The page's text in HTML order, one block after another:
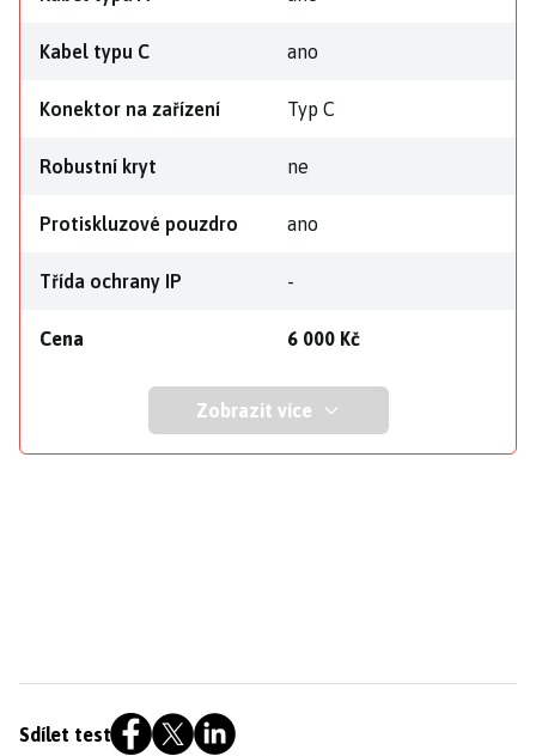
Kabel typu C ano
Konektor na zařízení Typ C
Robustní kryt ne
Protiskluzové pouzdro ano
Třída ochrany IP -
Cena 6 000 Kč
Zobrazit více
Sdílet test